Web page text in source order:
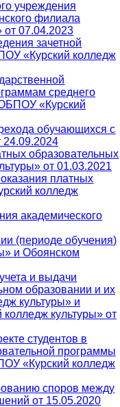
учреждения
филиала
07.04.2023
зачетной
«Курский колледж
среднего
«Курский
обучающихся с
24.09.2024
образовательных
от 01.03.2021
платных
колледж
академического
(периоде обучения)
и Обоянском
и выдачи
образовании и их
культуры» и
культуры» от
студентов в
программы
«Курский колледж
споров между
от 15.05.2020